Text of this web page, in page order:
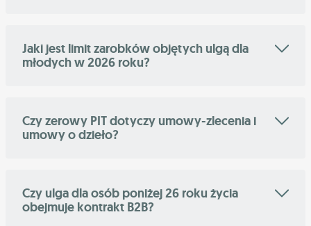
Jaki jest limit zarobków objętych ulgą dla
młodych w 2026 roku?
Czy zerowy PIT dotyczy umowy-zlecenia i
umowy o dzieło?
Czy ulga dla osób poniżej 26 roku życia
obejmuje kontrakt B2B?